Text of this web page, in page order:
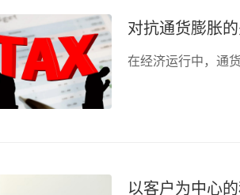
对抗通货膨胀
以客户为中心